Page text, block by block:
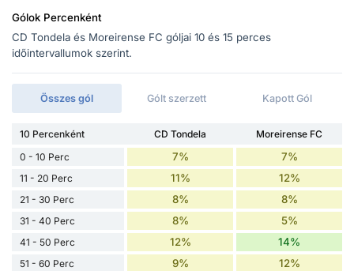
Gólok Percenként
CD Tondela és Moreirense FC góljai 10 és 15 perces
időintervallumok szerint.
Összes gól Gólt szerzett Kapott Gól
10 Percenként CD Tondela
Moreirense FC
0 - 10 Perc
7% 7%
11 - 20 Perc 11% 12%
21 - 30 Perc 8% 8%
31 - 40 Perc 8% 5%
41 - 50 Perc 12% 14%
51 - 60 Perc 9% 12%